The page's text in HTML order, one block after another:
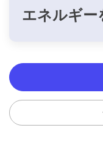
エネルギー